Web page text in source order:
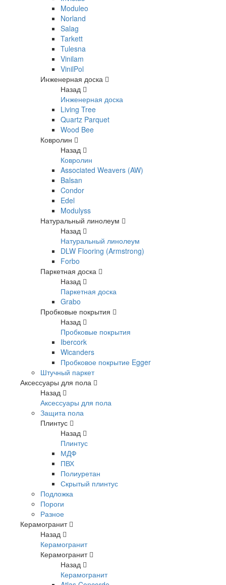
Moduleo
Norland
Salag
Tarkett
Tulesna
Vinilam
VinilPol
Инженерная доска
Назад
Инженерная доска
Living Tree
Quartz Parquet
Wood Bee
Ковролин
Назад
Ковролин
Associated Weavers (AW)
Balsan
Condor
Edel
Modulyss
Натуральный линолеум
Назад
Натуральный линолеум
DLW Flooring (Armstrong)
Forbo
Паркетная доска
Назад
Паркетная доска
Grabo
Пробковые покрытия
Назад
Пробковые покрытия
Ibercork
Wicanders
Пробковое покрытие Egger
Штучный паркет
Аксессуары для пола
Назад
Аксессуары для пола
Защита пола
Плинтус
Назад
Плинтус
МДФ
ПВХ
Полиуретан
Скрытый плинтус
Подложка
Пороги
Разное
Керамогранит
Назад
Керамогранит
Керамогранит
Назад
Керамогранит